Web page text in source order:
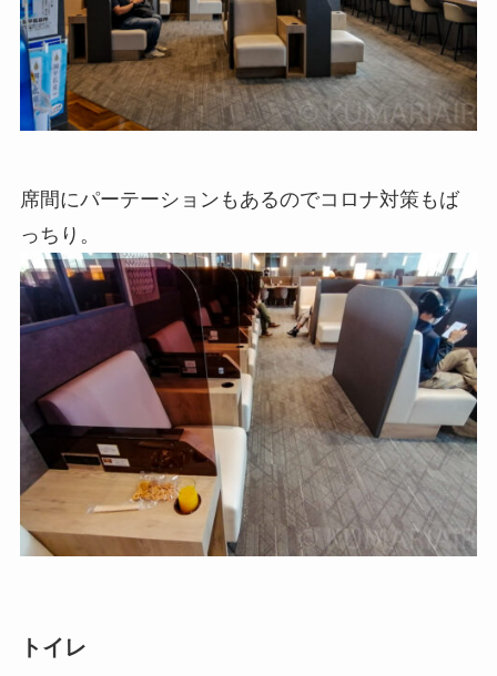
席間にパーテーションもあるのでコロナ対策もば
っちり。
トイレ